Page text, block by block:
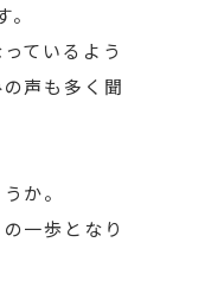
。
ているよう
声も多く聞
か。
一歩となり